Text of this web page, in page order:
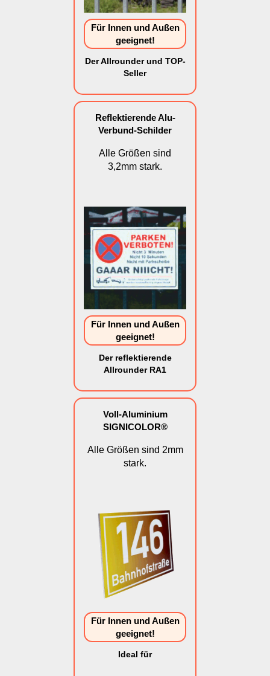
Für Innen und Außen
geeignet!
Der Allrounder und TOP-
Seller
Reflektierende Alu-
Verbund-Schilder
Alle Größen sind
3,2mm stark.
Für Innen und Außen
geeignet!
Der reflektierende
Allrounder RA1
Voll-Aluminium
SIGNICOLOR®
Alle Größen sind 2mm
stark.
Für Innen und Außen
geeignet!
Ideal für